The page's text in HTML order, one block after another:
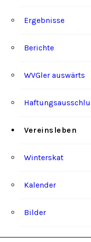
Ergebnisse
Berichte
WVGler auswärts
Vereinsleben
Winterskat
Kalender
Bilder